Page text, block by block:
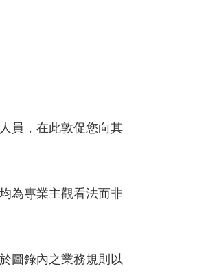
員，在此敦促您向其
為專業主觀看法而非
圖錄內之業務規則以